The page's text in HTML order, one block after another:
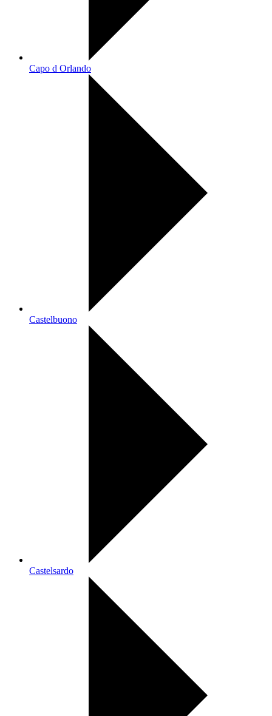
Capo d Orlando
Castelbuono
Castelsardo